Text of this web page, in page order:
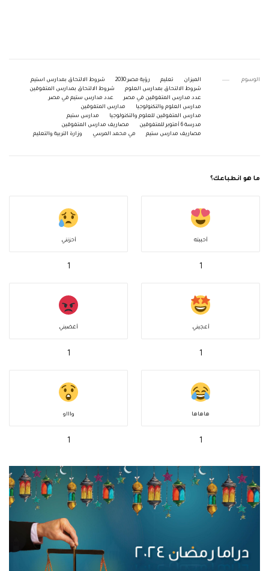
الوسوم الميزان تعليم رؤية مصر 2030
شروط الالتحاق بمدارس استيم
شروط الالتحاق بمدارس العلوم
شروط الالتحاق بمدارس المتفوقين
عدد مدارس المتفوقين في مصر
عدد مدارس ستيم في مصر
مدارس العلوم والتكنولوجيا
مدارس المتفوقين
مدارس المتفوقين للعلوم والتكنولوجيا
مدارس ستيم
مدرسة 6 أمتوبر للمتفوقين
مصاريف مدارس المتفوقين
مصاريف مدارس ستيم
مي محمد المرسي وزارة التربية والتعليم
ما هو انطباعك؟
أحببته
1
أحزنني
1
أعجبني
1
أغضبني
1
هاهاها
1
واااو
1